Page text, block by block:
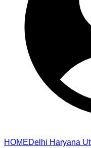
HOMEDelhi Haryana